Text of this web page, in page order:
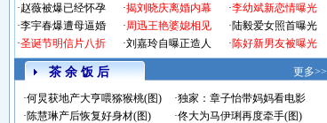
·赵薇被爆已经怀孕
·李宇春爆遭母逼婚
·圣诞节明信片八折
·揭刘晓庆离婚内幕
·周迅王艳婆媳相见
·刘嘉玲自曝正造人
·李幼斌新恋情曝光
·陆毅爱女照首曝光
·陈好新男友被曝光
茶 余 饭 后 更多>>
·何炅获地产大亨喂猕猴桃(图) ·独家：章子怡带妈妈看电影
·陈慧琳产后恢复好身材(图) ·佟大为马伊琍再度牵手(图)